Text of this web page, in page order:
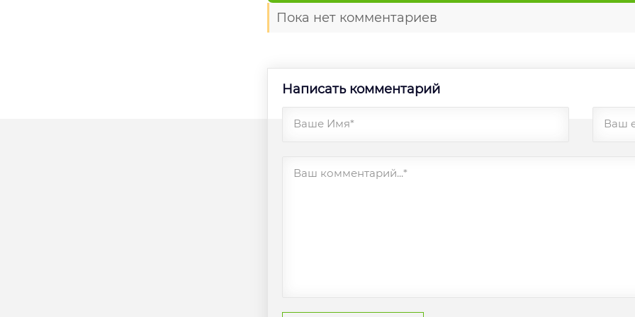
Пока нет комментариев
Написать комментарий
Ваше Имя* Ваш
Ваш комментарий...*